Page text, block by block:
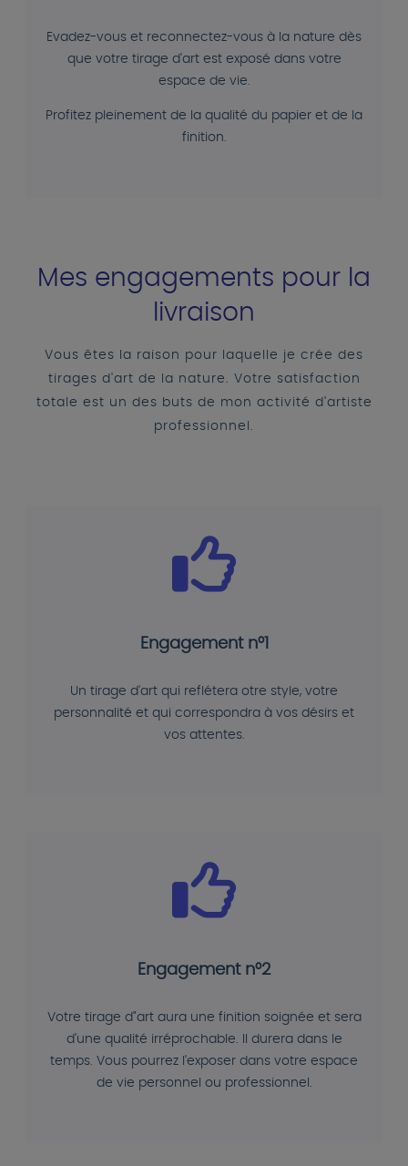
Evadez-vous et reconnectez-vous à la nature dès
que votre tirage d'art est exposé dans votre
espace de vie.
Profitez pleinement de la qualité du papier et de la
finition.
Mes engagements pour la
livraison
Vous êtes la raison pour laquelle je crée des
tirages d'art de la nature. Votre satisfaction
totale est un des buts de mon activité d'artiste
professionnel.
Engagement n°1
Un tirage d'art qui reflétera otre style, votre
personnalité et qui correspondra à vos désirs et
vos attentes.
Engagement n°2
Votre tirage d"art aura une finition soignée et sera
d'une qualité irréprochable. Il durera dans le
temps. Vous pourrez l'exposer dans votre espace
de vie personnel ou professionnel.